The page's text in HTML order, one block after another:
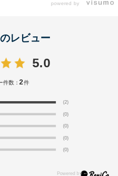
powered by
レビュー
5.0
件数：2件
(2)
(0)
(0)
(0)
(0)